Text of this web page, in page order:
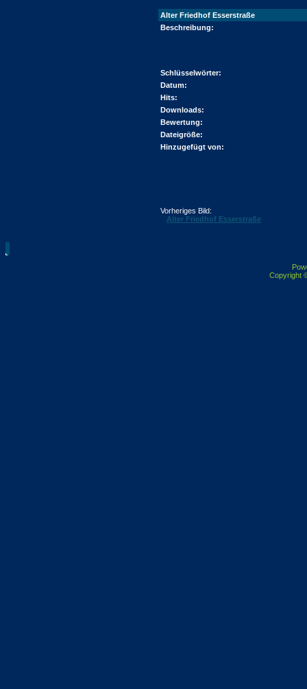
Alter Friedhof Esserstraße
Beschreibung:
Schlüsselwörter:
Datum:
Hits:
Downloads:
Bewertung:
Dateigröße:
Hinzugefügt von:
Vorheriges Bild:
Alter Friedhof Esserstraße
Copyright